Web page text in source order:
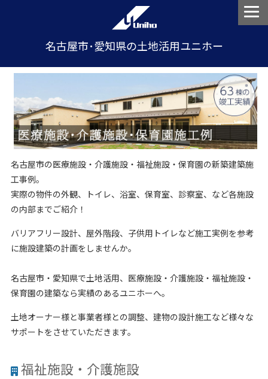
名古屋市･愛知県の土地活用ユニホー
名古屋市の医療施設・介護施設・福祉施設・保育園の新築建築施
工事例。
実際の物件の外観、トイレ、浴室、保育室、診察室、など各施設
の内部までご紹介！
バリアフリー設計、屋外階段、子供用トイレなど施工実例を参考
に施設建築の計画をしませんか。
名古屋市・愛知県で土地活用、医療施設・介護施設・福祉施設・
保育園の建築なら実績のあるユニホーへ。
土地オーナー様と事業者様との調整、建物の設計施工など様々な
サポートをさせていただきます。
福祉施設・介護施設